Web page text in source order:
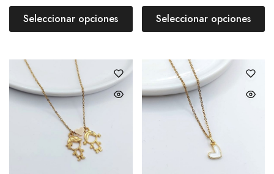
Seleccionar opciones Seleccionar opciones